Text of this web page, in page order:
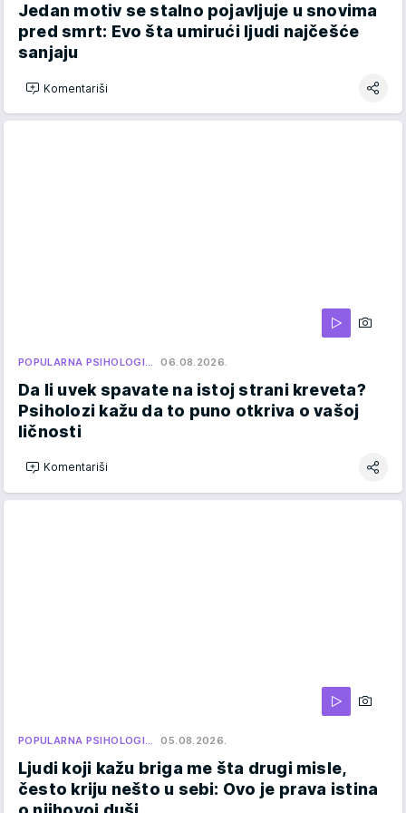
Jedan motiv se stalno pojavljuje u snovima
pred smrt: Evo šta umirući ljudi najčešće
sanjaju
Komentariši
POPULARNA PSIHOLOGI… 06.08.2026.
Da li uvek spavate na istoj strani kreveta?
Psiholozi kažu da to puno otkriva o vašoj
ličnosti
Komentariši
POPULARNA PSIHOLOGI… 05.08.2026.
Ljudi koji kažu briga me šta drugi misle,
često kriju nešto u sebi: Ovo je prava istina